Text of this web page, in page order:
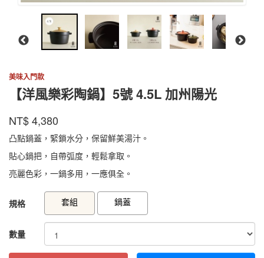
美味入門款
【洋風樂彩陶鍋】5號 4.5L 加州陽光
商品代號 EWCP01005YL
EWCP01005YL
品牌
寶
NT$4,380
凸點鍋蓋，緊鎖水分，保留鮮美湯汁。
貼心鍋把，自帶弧度，輕鬆拿取。
亮麗色彩，一鍋多用，一應俱全。
GOODS000000000000000001260
規格 套組 鍋蓋
數量